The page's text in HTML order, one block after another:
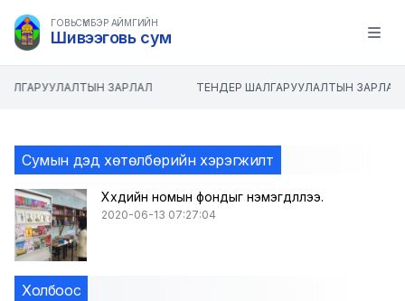
ГОВЬСҮМБЭР АЙМГИЙН
Шивээговь сум Open
ЗАРЛАЛ ТЕНДЕР ШАЛГАРУУЛАЛТЫН ЗАРЛАЛ
Сумын дэд хөтөлбөрийн хэрэгжилт
Хүүхдийн номын фондыг нэмэгдүүллээ.
2020-06-13 07:27:04
Холбоос